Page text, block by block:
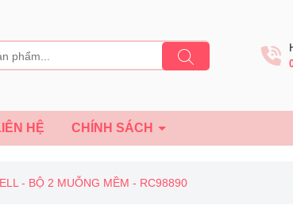
HỆ CHÍNH SÁCH
- BỘ 2 MUỖNG MỀM - RC98890